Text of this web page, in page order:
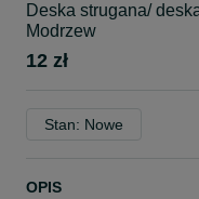
Deska strugana/
Modrzew
12 zł
Stan: Nowe
OPIS